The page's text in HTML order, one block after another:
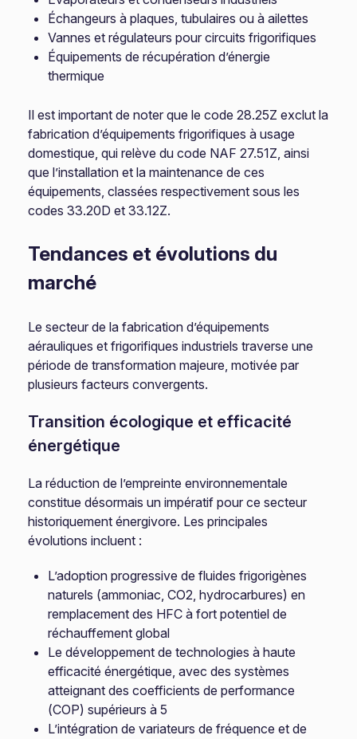
Échangeurs à plaques, tubulaires ou à ailettes
Vannes et régulateurs pour circuits frigorifiques
Équipements de récupération d’énergie
thermique
Il est important de noter que le code 28.25Z exclut la
fabrication d’équipements frigorifiques à usage
domestique, qui relève du code NAF 27.51Z, ainsi
que l’installation et la maintenance de ces
équipements, classées respectivement sous les
codes 33.20D et 33.12Z.
Tendances et évolutions du
marché
Le secteur de la fabrication d’équipements
aérauliques et frigorifiques industriels traverse une
période de transformation majeure, motivée par
plusieurs facteurs convergents.
Transition écologique et efficacité
énergétique
La réduction de l’empreinte environnementale
constitue désormais un impératif pour ce secteur
historiquement énergivore. Les principales
évolutions incluent :
L’adoption progressive de fluides frigorigènes
naturels (ammoniac, CO2, hydrocarbures) en
remplacement des HFC à fort potentiel de
réchauffement global
Le développement de technologies à haute
efficacité énergétique, avec des systèmes
atteignant des coefficients de performance
(COP) supérieurs à 5
L’intégration de variateurs de fréquence et de